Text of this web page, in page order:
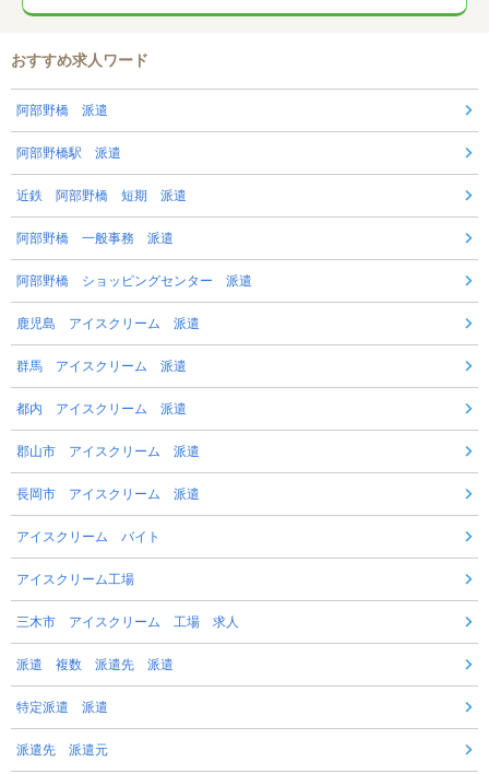
おすすめ求人ワード
阿部野橋 派遣
阿部野橋駅 派遣
近鉄 阿部野橋 短期 派遣
阿部野橋 一般事務 派遣
阿部野橋 ショッピングセンター 派遣
鹿児島 アイスクリーム 派遣
群馬 アイスクリーム 派遣
都内 アイスクリーム 派遣
郡山市 アイスクリーム 派遣
長岡市 アイスクリーム 派遣
アイスクリーム バイト
アイスクリーム工場
三木市 アイスクリーム 工場 求人
派遣 複数 派遣先 派遣
特定派遣 派遣
派遣先 派遣元